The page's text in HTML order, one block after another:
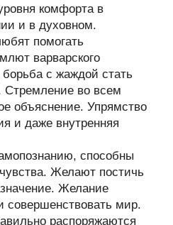
комфорта в
и в духовном.
помогать
варварского
с жаждой стать
Стремление во всем
объяснение. Упрямство
и даже внутренняя
способны
Желают постичь
Желание
совершенствовать мир.
распоряжаются